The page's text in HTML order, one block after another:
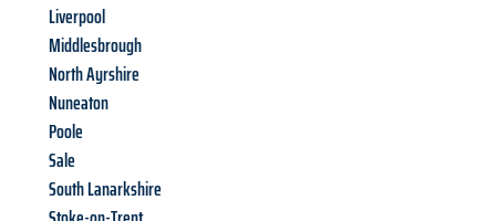
Liverpool
Middlesbrough
North Ayrshire
Nuneaton
Poole
Sale
South Lanarkshire